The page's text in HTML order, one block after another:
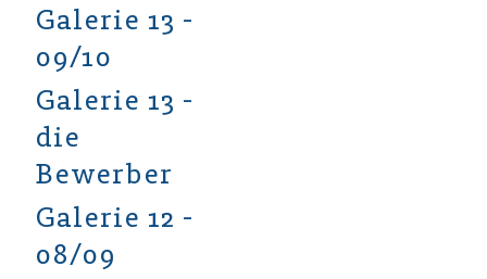
Galerie 13 -
09/10
Galerie 13 -
die
Bewerber
Galerie 12 -
08/09